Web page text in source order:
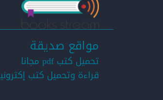
مواقع صديقة
تحميل كتب pdf مجانا
قراءة وتحميل كتب